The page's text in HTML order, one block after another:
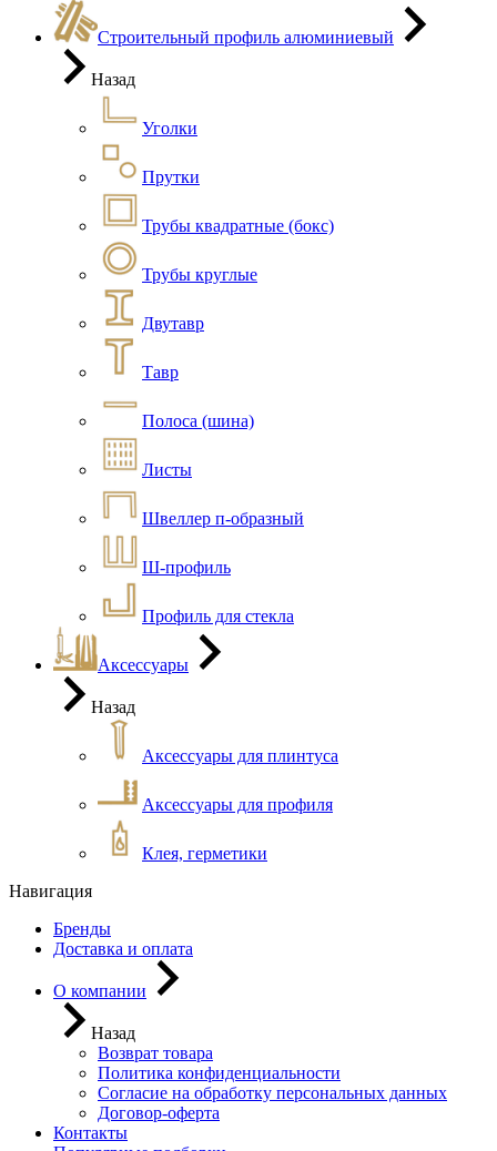
Строительный профиль алюминиевый
Назад
Уголки
Прутки
Трубы квадратные (бокс)
Трубы круглые
Двутавр
Тавр
Полоса (шина)
Листы
Швеллер п-образный
Ш-профиль
Профиль для стекла
Аксессуары
Назад
Аксессуары для плинтуса
Аксессуары для профиля
Клея, герметики
Навигация
Бренды
Доставка и оплата
О компании
Назад
Возврат товара
Политика конфиденциальности
Согласие на обработку персональных данных
Договор-оферта
Контакты